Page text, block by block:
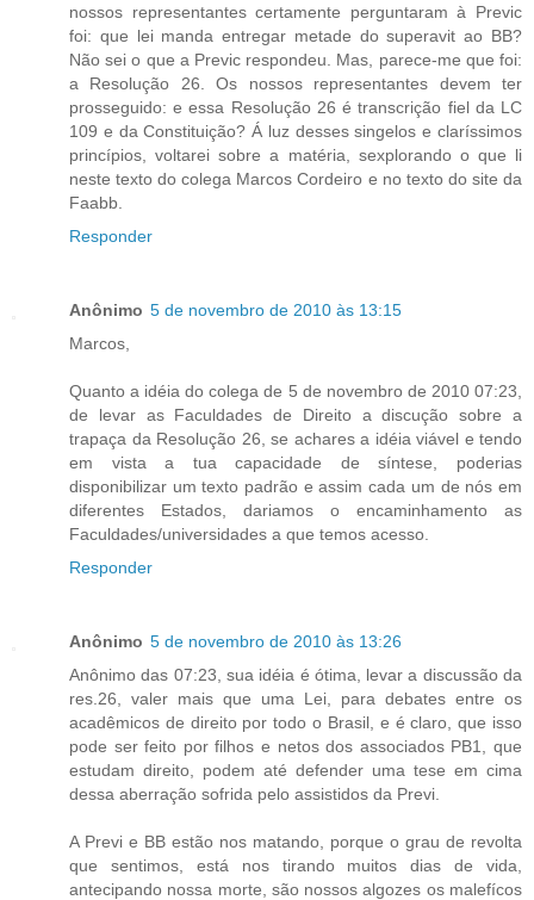
nossos representantes certamente perguntaram à Previc
foi: que lei manda entregar metade do superavit ao BB?
Não sei o que a Previc respondeu. Mas, parece-me que foi:
a Resolução 26. Os nossos representantes devem ter
prosseguido: e essa Resolução 26 é transcrição fiel da LC
109 e da Constituição? Á luz desses singelos e claríssimos
princípios, voltarei sobre a matéria, sexplorando o que li
neste texto do colega Marcos Cordeiro e no texto do site da
Faabb.
Responder
Anônimo 5 de novembro de 2010 às 13:15
Marcos,
Quanto a idéia do colega de 5 de novembro de 2010 07:23,
de levar as Faculdades de Direito a discução sobre a
trapaça da Resolução 26, se achares a idéia viável e tendo
em vista a tua capacidade de síntese, poderias
disponibilizar um texto padrão e assim cada um de nós em
diferentes Estados, dariamos o encaminhamento as
Faculdades/universidades a que temos acesso.
Responder
Anônimo 5 de novembro de 2010 às 13:26
Anônimo das 07:23, sua idéia é ótima, levar a discussão da
res.26, valer mais que uma Lei, para debates entre os
acadêmicos de direito por todo o Brasil, e é claro, que isso
pode ser feito por filhos e netos dos associados PB1, que
estudam direito, podem até defender uma tese em cima
dessa aberração sofrida pelo assistidos da Previ.
A Previ e BB estão nos matando, porque o grau de revolta
que sentimos, está nos tirando muitos dias de vida,
antecipando nossa morte, são nossos algozes os malefícos